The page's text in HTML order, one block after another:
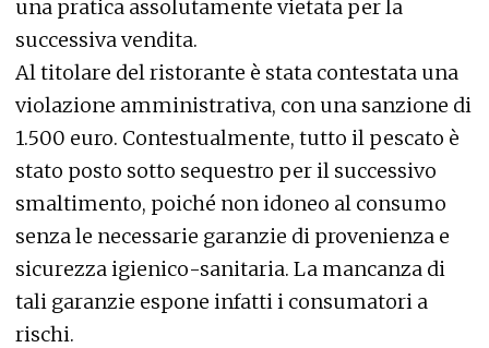
una pratica assolutamente vietata per la
successiva vendita.
Al titolare del ristorante è stata contestata una
violazione amministrativa, con una sanzione di
1.500 euro. Contestualmente, tutto il pescato è
stato posto sotto sequestro per il successivo
smaltimento, poiché non idoneo al consumo
senza le necessarie garanzie di provenienza e
sicurezza igienico-sanitaria. La mancanza di
tali garanzie espone infatti i consumatori a
rischi.